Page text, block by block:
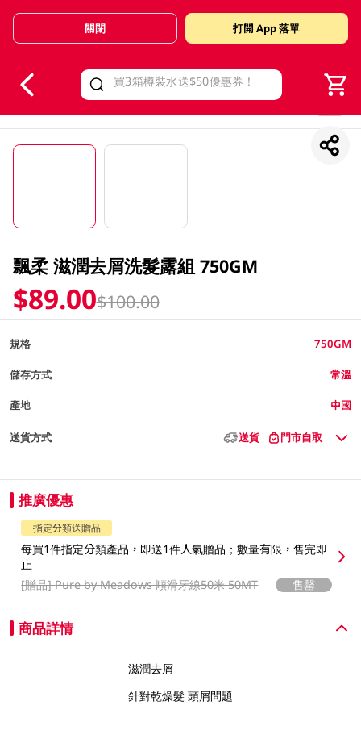
Valid Until 30 June 2026
關閉 打開 App 落單
飄柔 滋潤去屑洗髮露組 750GM
$89.00$100.00
規格 750GM
儲存方式 常溫
產地 中國
送貨方式 送貨 門市自取
推廣優惠
指定分類送贈品
每買1件指定分類產品，即送1件人氣贈品；數量有限，售完即
止
[贈品]Pure by Meadows 順滑牙線50米 50MT 售罄
商品詳情
滋潤去屑
針對乾燥髮 頭屑問題